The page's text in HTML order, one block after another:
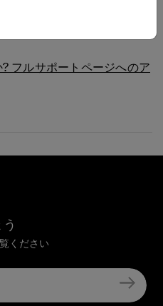
フルサポートページへのア
ください